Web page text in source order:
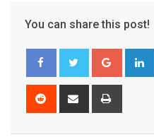
You can share this post!
Google+
Reddit
Share